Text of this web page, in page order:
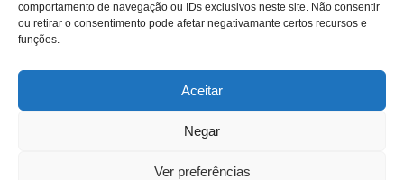
comportamento de navegação ou IDs exclusivos neste site. Não consentir
ou retirar o consentimento pode afetar negativamante certos recursos e
funções.
Aceitar
Negar
Ver preferências
Minha Conta
© VTcell Soluções Electrónicas - Todos os Direitos Reservados - 2018 -